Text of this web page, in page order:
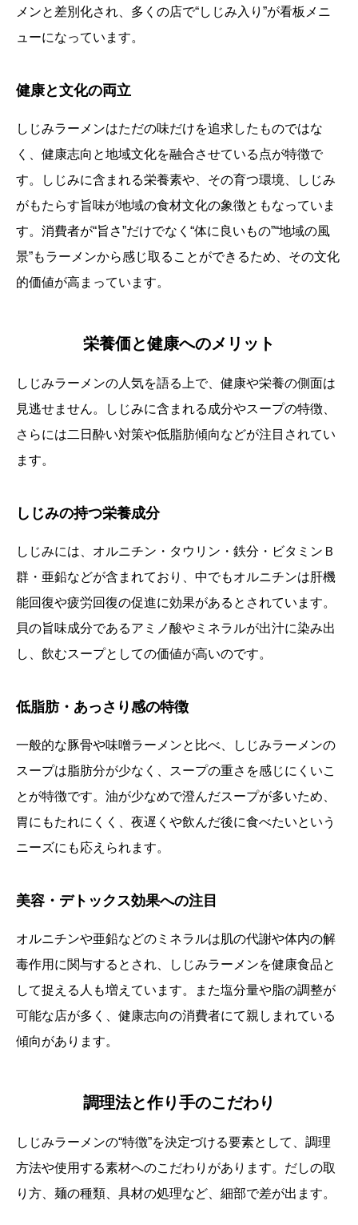
メンと差別化され、多くの店で“しじみ入り”が看板メニ
ューになっています。
健康と文化の両立
しじみラーメンはただの味だけを追求したものではな
く、健康志向と地域文化を融合させている点が特徴で
す。しじみに含まれる栄養素や、その育つ環境、しじみ
がもたらす旨味が地域の食材文化の象徴ともなっていま
す。消費者が“旨さ”だけでなく“体に良いもの”“地域の風
景”もラーメンから感じ取ることができるため、その文化
的価値が高まっています。
栄養価と健康へのメリット
しじみラーメンの人気を語る上で、健康や栄養の側面は
見逃せません。しじみに含まれる成分やスープの特徴、
さらには二日酔い対策や低脂肪傾向などが注目されてい
ます。
しじみの持つ栄養成分
しじみには、オルニチン・タウリン・鉄分・ビタミンＢ
群・亜鉛などが含まれており、中でもオルニチンは肝機
能回復や疲労回復の促進に効果があるとされています。
貝の旨味成分であるアミノ酸やミネラルが出汁に染み出
し、飲むスープとしての価値が高いのです。
低脂肪・あっさり感の特徴
一般的な豚骨や味噌ラーメンと比べ、しじみラーメンの
スープは脂肪分が少なく、スープの重さを感じにくいこ
とが特徴です。油が少なめで澄んだスープが多いため、
胃にもたれにくく、夜遅くや飲んだ後に食べたいという
ニーズにも応えられます。
美容・デトックス効果への注目
オルニチンや亜鉛などのミネラルは肌の代謝や体内の解
毒作用に関与するとされ、しじみラーメンを健康食品と
して捉える人も増えています。また塩分量や脂の調整が
可能な店が多く、健康志向の消費者にて親しまれている
傾向があります。
調理法と作り手のこだわり
しじみラーメンの“特徴”を決定づける要素として、調理
方法や使用する素材へのこだわりがあります。だしの取
り方、麺の種類、具材の処理など、細部で差が出ます。